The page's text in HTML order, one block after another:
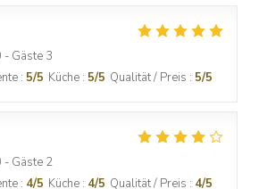
- Gäste 3
: 5/5 Küche : 5/5 Qualität / Preis : 5/5
- Gäste 2
: 4/5 Küche : 4/5 Qualität / Preis : 4/5